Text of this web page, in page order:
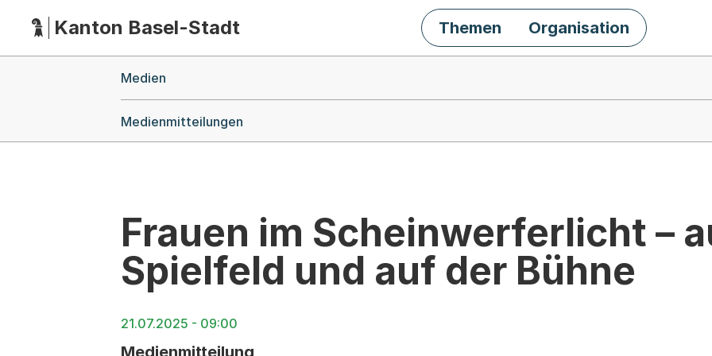
HauptnavigationKanton Basel-Stadt Themen Organisation
Medien
Medienmitteilungen
Frauen im Scheinwerferlicht –
Spielfeld und auf der Bühne
21.07.2025 - 09:00
Medienmitteilung